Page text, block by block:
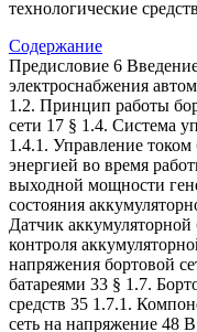
технологические
Содержание
Предисловие 6
электроснабжения
1.2. Принцип работы
сети 17 § 1.4. Система
1.4.1. Управление током
энергией во время
выходной мощности
состояния
Датчик аккумуляторной
контроля
напряжения бортовой
батареями 33 § 1.7.
средств 35 1.7.1.
сеть на напряжение 48